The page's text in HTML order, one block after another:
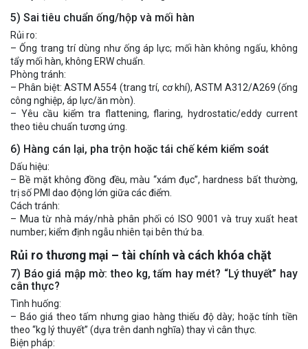
5) Sai tiêu chuẩn ống/hộp và mối hàn
Rủi ro:
– Ống trang trí dùng như ống áp lực; mối hàn không ngấu, không
tẩy mối hàn, không ERW chuẩn.
Phòng tránh:
– Phân biệt: ASTM A554 (trang trí, cơ khí), ASTM A312/A269 (ống
công nghiệp, áp lực/ăn mòn).
– Yêu cầu kiểm tra flattening, flaring, hydrostatic/eddy current
theo tiêu chuẩn tương ứng.
6) Hàng cán lại, pha trộn hoặc tái chế kém kiểm soát
Dấu hiệu:
– Bề mặt không đồng đều, màu “xám đục”, hardness bất thường,
trị số PMI dao động lớn giữa các điểm.
Cách tránh:
– Mua từ nhà máy/nhà phân phối có ISO 9001 và truy xuất heat
number; kiểm định ngẫu nhiên tại bên thứ ba.
Rủi ro thương mại – tài chính và cách khóa chặt
7) Báo giá mập mờ: theo kg, tấm hay mét? “Lý thuyết” hay
cân thực?
Tình huống:
– Báo giá theo tấm nhưng giao hàng thiếu độ dày; hoặc tính tiền
theo “kg lý thuyết” (dựa trên danh nghĩa) thay vì cân thực.
Biện pháp: